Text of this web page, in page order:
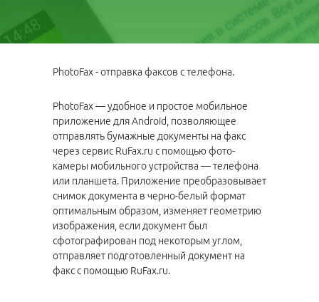
PhotoFax - отправка факсов с телефона.
PhotoFax — удобное и простое мобильное
приложение для Android, позволяющее
отправлять бумажные документы на факс
через сервис RuFax.ru с помощью фото-
камеры мобильного устройства — телефона
или планшета. Приложение преобразовывает
снимок документа в черно-белый формат
оптимальным образом, изменяет геометрию
изображения, если документ был
сфотографирован под некоторым углом,
отправляет подготовленный документ на
факс с помощью RuFax.ru.